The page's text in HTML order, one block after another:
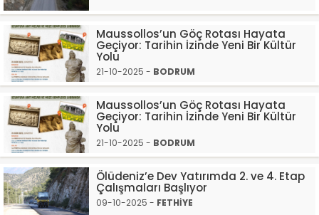
Maussollos’un Göç Rotası Hayata
Geçiyor: Tarihin İzinde Yeni Bir Kültür
Yolu
21-10-2025 - BODRUM
Maussollos’un Göç Rotası Hayata
Geçiyor: Tarihin İzinde Yeni Bir Kültür
Yolu
21-10-2025 - BODRUM
Ölüdeniz’e Dev Yatırımda 2. ve 4. Etap
Çalışmaları Başlıyor
09-10-2025 - FETHİYE